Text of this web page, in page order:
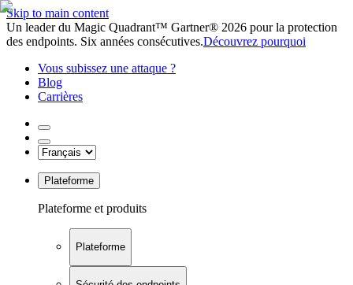
Skip to main content
Un leader du Magic Quadrant™ Gartner® 2026 pour la protection
des endpoints. Six années consécutives.Découvrez pourquoi
Vous subissez une attaque ?
Blog
Carrières
Plateforme
Plateforme et produits
Plateforme